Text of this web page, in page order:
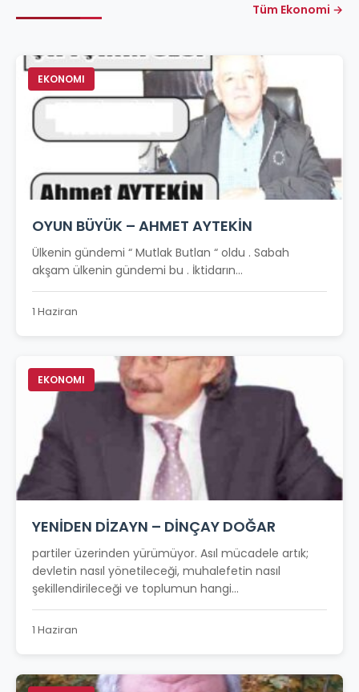
Tüm Ekonomi →
EKONOMI
OYUN BÜYÜK – AHMET AYTEKİN
Ülkenin gündemi “ Mutlak Butlan “ oldu . Sabah
akşam ülkenin gündemi bu . İktidarın...
1 Haziran
EKONOMI
YENİDEN DİZAYN – DİNÇAY DOĞAR
partiler üzerinden yürümüyor. Asıl mücadele artık;
devletin nasıl yönetileceği, muhalefetin nasıl
şekillendirileceği ve toplumun hangi...
1 Haziran